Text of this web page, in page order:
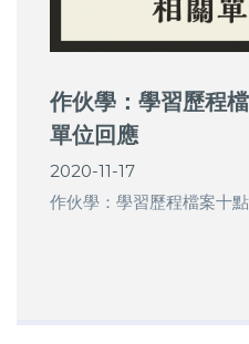
作伙學：學習歷程
單位回應
2020-11-17
作伙學：學習歷程檔案十